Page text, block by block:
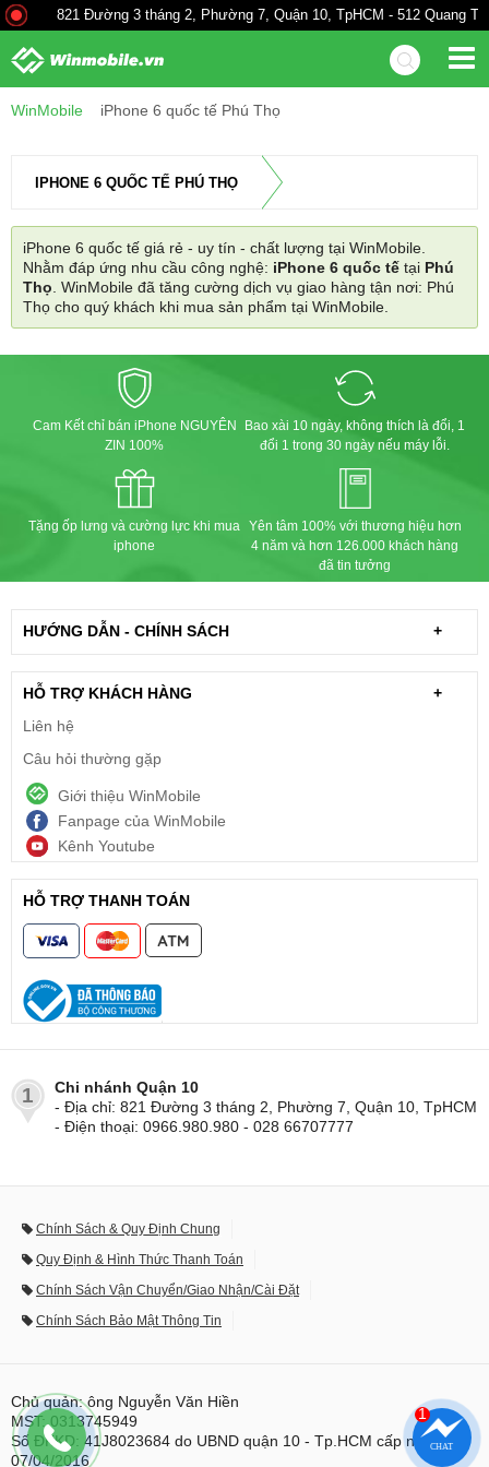
821 Đường 3 tháng 2, Phường 7, Quận 10, TpHCM - 512 Quang
WinMobile iPhone 6 quốc tế Phú Thọ
IPHONE 6 QUỐC TẾ PHÚ THỌ
iPhone 6 quốc tế giá rẻ - uy tín - chất lượng tại WinMobile.
Nhằm đáp ứng nhu cầu công nghệ: iPhone 6 quốc tế tại Phú
Thọ. WinMobile đã tăng cường dịch vụ giao hàng tận nơi: Phú
Thọ cho quý khách khi mua sản phẩm tại WinMobile.
Cam Kết chỉ bán iPhone NGUYÊN
ZIN 100%
Bao xài 10 ngày, không thích là đổi, 1
đổi 1 trong 30 ngày nếu máy lỗi.
Tặng ốp lưng và cường lực khi mua
iphone
Yên tâm 100% với thương hiệu hơn
4 năm và hơn 126.000 khách hàng
đã tin tưởng
HƯỚNG DẪN - CHÍNH SÁCH +
HỖ TRỢ KHÁCH HÀNG
+
Liên hệ
Câu hỏi thường gặp
Giới thiệu WinMobile
Fanpage của WinMobile
Kênh Youtube
HỖ TRỢ THANH TOÁN
1
Chi nhánh Quận 10
- Địa chỉ: 821 Đường 3 tháng 2, Phường 7, Quận 10, TpHCM
- Điện thoại: 0966.980.980 - 028 66707777
Chính Sách & Quy Định Chung
Quy Định & Hình Thức Thanh Toán
Chính Sách Vận Chuyển/Giao Nhận/Cài Đặt
Chính Sách Bảo Mật Thông Tin
Chủ quản: ông Nguyễn Văn Hiền
MST: 0313745949
Số ĐKKD: 41J8023684 do UBND quận 10 - Tp.HCM cấp ngày
07/04/2016
1